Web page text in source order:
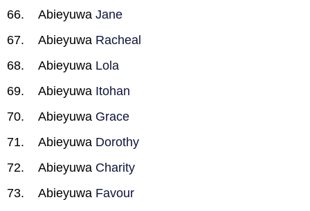
Abieyuwa Jane
Abieyuwa Racheal
Abieyuwa Lola
Abieyuwa Itohan
Abieyuwa Grace
Abieyuwa Dorothy
Abieyuwa Charity
Abieyuwa Favour